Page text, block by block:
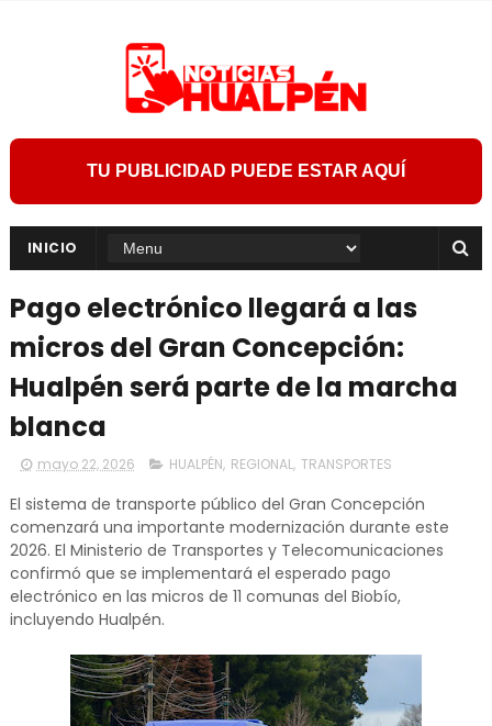
TU PUBLICIDAD PUEDE ESTAR AQUÍ
INICIO
Pago electrónico llegará a las
micros del Gran Concepción:
Hualpén será parte de la marcha
blanca
mayo 22, 2026 HUALPÉN, REGIONAL, TRANSPORTES
El sistema de transporte público del Gran Concepción
comenzará una importante modernización durante este
2026. El Ministerio de Transportes y Telecomunicaciones
confirmó que se implementará el esperado pago
electrónico en las micros de 11 comunas del Biobío,
incluyendo Hualpén.